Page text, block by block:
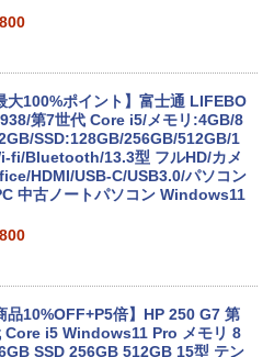
大100%ポイント】富士通 LIFEBO
第7世代 Core i5/メモリ:4GB/8
SSD:128GB/256GB/512GB/1
fi/Bluetooth/13.3型 フルHD/カメ
HDMI/USB-C/USB3.0/パソコン
中古ノートパソコン Windows11
品10%OFF+P5倍】HP 250 G7 第
Core i5 Windows11 Pro メモリ 8
SSD 256GB 512GB 15型 テン